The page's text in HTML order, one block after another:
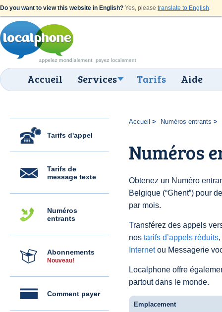
Do you want to view this website in English? Yes, please translate to English.
Accueil Services Tarifs Aide
Tarifs d'appel
Tarifs de
message texte
Numéros
entrants
Abonnements
Nouveau!
Comment payer
Accueil Numéros entrants
Numéros
Obtenez un Numéro
Belgique (“Ghent”) pour
par mois.
Transférez des appels
nos tarifs d’appels réduits
Internetou Messagerie
Localphone offre
partout dans le monde.
Emplacement